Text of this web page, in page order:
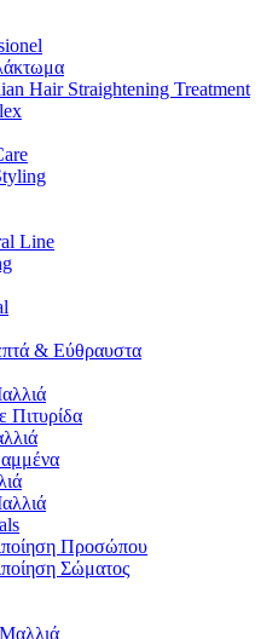
Hair Straightening Treatment
Line
& Εύθραυστα
Πιτυρίδα
Προσώπου
Σώματος